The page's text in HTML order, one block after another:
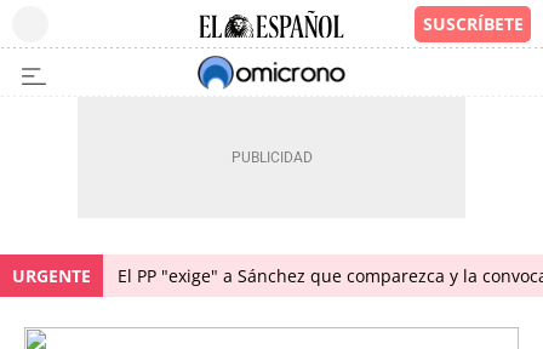
URGENTE El PP "exige" a Sánchez que comparezca y la